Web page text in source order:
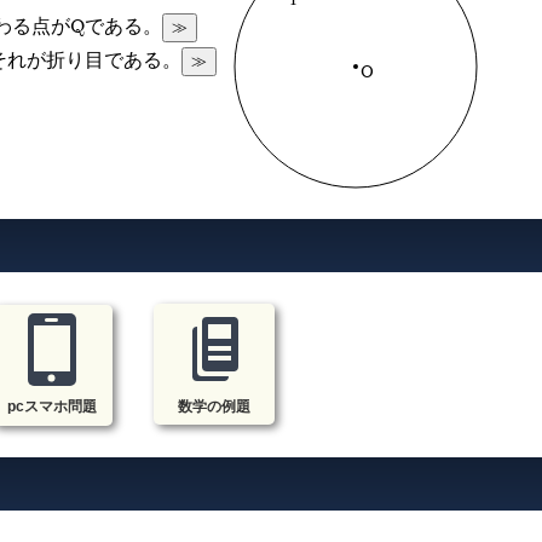
る点がQである。 ≫
が折り目である。 ≫
O
pcスマホ問題 数学の例題